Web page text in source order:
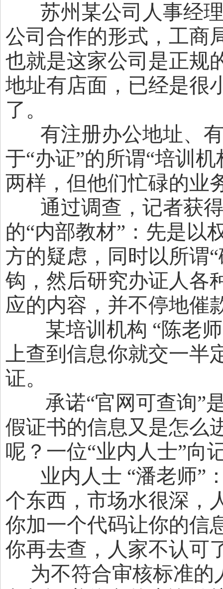
苏州某公司人事经理
公司合作的形式，工商
也就是这家公司是正规
地址有店面，已经是很
了。
有注册办公地址、
于“办证”的所谓“培训
两样，但他们忙碌的业
通过调查，记者获得
的“内部教材”：先是以
方的疑虑，同时以所谓
钩，然后研究办证人各
应的内容，并不停地催
某培训机构 “陈老师
上查到信息你就交一
证。
承诺“官网可查询”是
假证书的信息又是怎么
呢？一位“业内人士”向
业内人士 “潘老师”
个东西，市场水很深，
你加一个代码让你的信
你再去查，人家不认可
为不符合审核标准的